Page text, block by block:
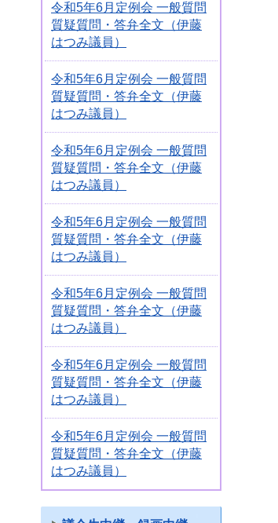
令和5年6月定例会 一般質問
質疑質問・答弁全文（伊藤
はつみ議員）
令和5年6月定例会 一般質問
質疑質問・答弁全文（伊藤
はつみ議員）
令和5年6月定例会 一般質問
質疑質問・答弁全文（伊藤
はつみ議員）
令和5年6月定例会 一般質問
質疑質問・答弁全文（伊藤
はつみ議員）
令和5年6月定例会 一般質問
質疑質問・答弁全文（伊藤
はつみ議員）
令和5年6月定例会 一般質問
質疑質問・答弁全文（伊藤
はつみ議員）
令和5年6月定例会 一般質問
質疑質問・答弁全文（伊藤
はつみ議員）